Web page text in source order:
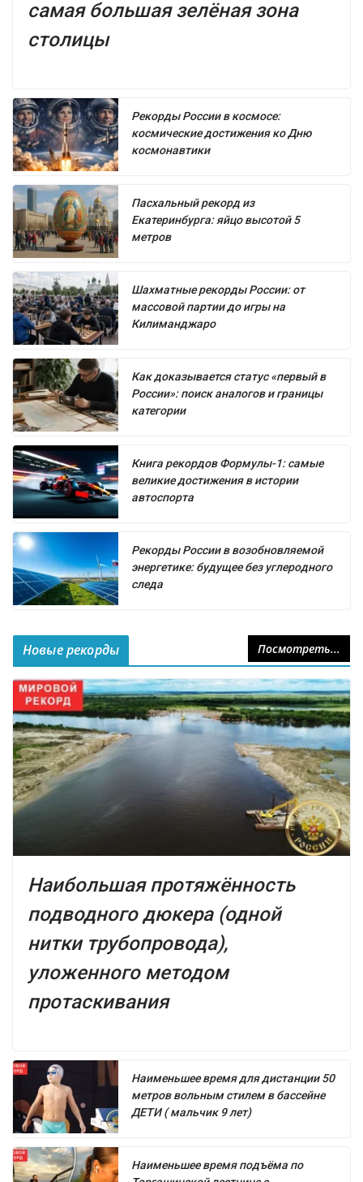
самая большая зелёная зона
столицы
Рекорды России в космосе:
космические достижения ко Дню
космонавтики
Пасхальный рекорд из
Екатеринбурга: яйцо высотой 5
метров
Шахматные рекорды России: от
массовой партии до игры на
Килиманджаро
Как доказывается статус «первый в
России»: поиск аналогов и границы
категории
Книга рекордов Формулы-1: самые
великие достижения в истории
автоспорта
Рекорды России в возобновляемой
энергетике: будущее без углеродного
следа
Новые рекорды Посмотреть...
Наибольшая протяжённость
подводного дюкера (одной
нитки трубопровода),
уложенного методом
протаскивания
Наименьшее время для дистанции 50
метров вольным стилем в бассейне
ДЕТИ ( мальчик 9 лет)
Наименьшее время подъёма по